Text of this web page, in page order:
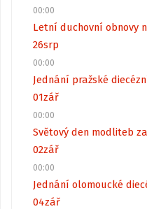
00:00
Letní duchovní obnovy
26srp
00:00
Jednání pražské
01zář
00:00
Světový den modliteb
02zář
00:00
Jednání olomoucké
04zář